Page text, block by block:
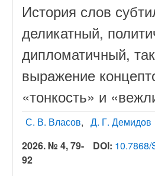
История слов
деликатный,
дипломатичный,
выражение
«тонкость» и
С. В. Власов
Д. Г. Демидов
DOI:
2026. № 4, 79-
92